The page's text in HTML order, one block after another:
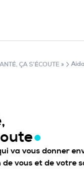
PHYSIQUE
ÇA S’ÉCOUTE »
va vous donner
de vous et de votre